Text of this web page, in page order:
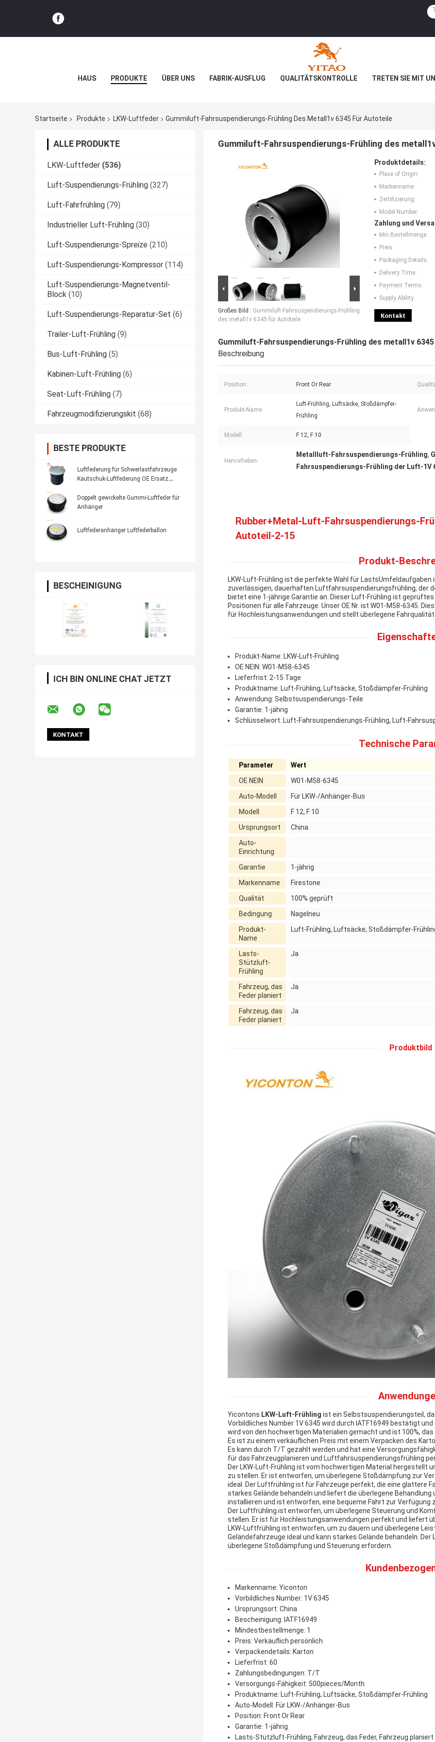
HAUS PRODUKTE ÜBER UNS FABRIK-AUSFLUG QUALITÄTSKONTROLLE TRETEN SIE MIT
Startseite Produkte LKW-Luftfeder Gummiluft-Fahrsuspendierungs-Frühling Des Metall1v 6345 Für Autoteile
ALLE PRODUKTE
LKW-Luftfeder (536)
Luft-Suspendierungs-Frühling (327)
Luft-Fahrfrühling (79)
Industrieller Luft-Frühling (30)
Luft-Suspendierungs-Spreize (210)
Luft-Suspendierungs-Kompressor (114)
Luft-Suspendierungs-Magnetventil-
Block (10)
Luft-Suspendierungs-Reparatur-Set (6)
Trailer-Luft-Frühling (9)
Bus-Luft-Frühling (5)
Kabinen-Luft-Frühling (6)
Seat-Luft-Frühling (7)
Fahrzeugmodifizierungskit (68)
BESTE PRODUKTE
Luftfederung für Schwerlastfahrzeuge
Kautschuk-Luftfederung OE Ersatz
8050, AB Vovo 3130498
Doppelt gewickelte Gummi-Luftfeder für
Anhänger
Luftfederanhänger Luftfederballon
BESCHEINIGUNG
ICH BIN ONLINE CHAT JETZT
Gummiluft-Fahrsuspendierungs-Frühling des
Großes Bild : Gummiluft-Fahrsuspendierungs-Frühling
des metall1v 6345 für Autoteile
Produktdetails:
Place of Origin:
Markenname:
Zertifizierung:
Model Number:
Zahlung und
Min Bestellmenge:
Preis:
Packaging Details:
Delivery Time:
Payment Terms:
Supply Ability:
Kontakt
Gummiluft-Fahrsuspendierungs-Frühling des metall1v
Beschreibung
Position: Front Or Rear
Produkt-Name:
Luft-Frühling, Luftsäcke, Stoßdämpfer-
Frühling
Modell: F 12, F 10
Hervorheben:
Metallluft-Fahrsuspendierungs-Frühling,
Fahrsuspendierungs-Frühling der Luft-1V
Rubber+Metal-Luft-Fahrsuspendierungs-
Autoteil-2-15
Produkt-
LKW-Luft-Frühling ist die perfekte Wahl für LastsUmfeldaufgaben
zuverlässigen, dauerhaften Luftfahrsuspendierungsfrühling, der
bietet eine 1-jährige Garantie an. Dieser Luft-Frühling ist
Positionen für alle Fahrzeuge. Unser OE Nr. ist W01-M58-6345.
für Hochleistungsanwendungen und stellt überlegene
Produkt-Name: LKW-Luft-Frühling
OE NEIN: W01-M58-6345
Lieferfrist: 2-15 Tage
Produktname: Luft-Frühling, Luftsäcke, Stoßdämpfer-Frühling
Anwendung: Selbstsuspendierungs-Teile
Garantie: 1-jährig
Schlüsselwort: Luft-Fahrsuspendierungs-Frühling, Luft-
Technische
Parameter
Wert
OE NEIN
W01-M58-6345
Auto-Modell
Für LKW-/Anhänger-Bus
Modell
F 12, F 10
Ursprungsort
China
Auto-
Einrichtung
Garantie
1-jährig
Markenname
Firestone
Qualität
100% geprüft
Bedingung
Nagelneu
Produkt-
Name
Luft-Frühling, Luftsäcke, Stoßdämpfer-
Lasts-
Stützluft-
Frühling
Ja
Fahrzeug, das
Feder planiert
Ja
Fahrzeug, das
Feder planiert
Ja
Produktbild
Yicontons LKW-Luft-Frühling ist ein Selbstsuspendierungsteil,
Vorbildliches Number 1V 6345 wird durch IATF16949 bestätigt
wird von den hochwertigen Materialien gemacht und ist 100%,
Es ist zu einem verkäuflichen Preis mit einem Verpacken des
Es kann durch T/T gezahlt werden und hat eine
für das Fahrzeugplanieren und Luftfahrsuspendierungsfrühling
Der LKW-Luft-Frühling ist vom hochwertigen Material hergestellt
zu stellen. Er ist entworfen, um überlegene Stoßdämpfung zur
ideal. Der Luftfrühling ist für Fahrzeuge perfekt, die eine glattere
starkes Gelände behandeln und liefert die überlegene
installieren und ist entworfen, eine bequeme Fahrt zur Verfügung
Der Luftfrühling ist entworfen, um überlegene Steuerung und
stellen. Er ist für Hochleistungsanwendungen perfekt und liefert
LKW-Luftfrühling ist entworfen, um zu dauern und überlegene
Geländefahrzeuge ideal und kann starkes Gelände behandeln.
überlegene Stoßdämpfung und Steuerung erfordern.
Markenname: Yiconton
Vorbildliches Number: 1V 6345
Ursprungsort: China
Bescheinigung: IATF16949
Mindestbestellmenge: 1
Preis: Verkäuflich persönlich
Verpackendetails: Karton
Lieferfrist: 60
Zahlungsbedingungen: T/T
Versorgungs-Fähigkeit: 500pieces/Month
Produktname: Luft-Frühling, Luftsäcke, Stoßdämpfer-Frühling
Auto-Modell: Für LKW-/Anhänger-Bus
Position: Front Or Rear
Garantie: 1-jährig
Lasts-Stützluft-Frühling, Fahrzeug, das Feder, Fahrzeug